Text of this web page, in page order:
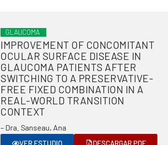
GLAUCOMA
IMPROVEMENT OF CONCOMITANT
OCULAR SURFACE DISEASE IN
GLAUCOMA PATIENTS AFTER
SWITCHING TO A PRESERVATIVE-
FREE FIXED COMBINATION IN A
REAL-WORLD TRANSITION
CONTEXT
– Dra. Sanseau, Ana
VER ESTUDIO DESCARGAR PDF